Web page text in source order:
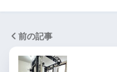
前の記事